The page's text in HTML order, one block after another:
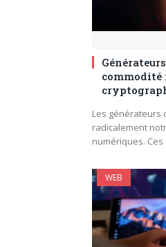
commodité
Les générateurs
radicalement
numériques.
WEB